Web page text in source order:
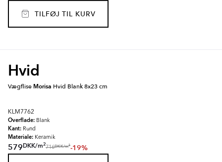
TILFØJ TIL KURV
Hvid
Vægflise Morisa Hvid Blank 8x23 cm
KLM7762
Overflade: Blank
Kant: Rund
Materiale: Keramik
579DKK/m2
716DKK/m2-19%